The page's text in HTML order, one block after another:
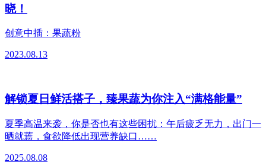
晓！
创意中插：果蔬粉
2023.08.13
解锁夏日鲜活搭子，臻果蔬为你注入“满格能量”
夏季高温来袭，你是否也有这些困扰：午后疲乏无力，出门一
晒就蔫，食欲降低出现营养缺口……
2025.08.08